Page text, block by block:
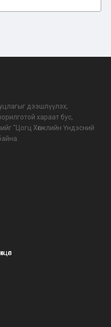
дээшлүүлэх,
хараат бус,
"Цогц Хөгжлийн Үндэсний